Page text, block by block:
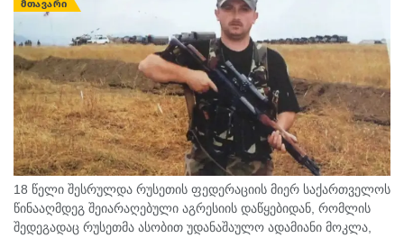
ᲛᲗᲐᲕᲐᲠᲘ
18 წელი შესრულდა რუსეთის ფედერაციის მიერ საქართველოს
წინააღმდეგ შეიარაღებული აგრესიის დაწყებიდან, რომლის
შედეგადაც რუსეთმა ასობით უდანაშაულო ადამიანი მოკლა,